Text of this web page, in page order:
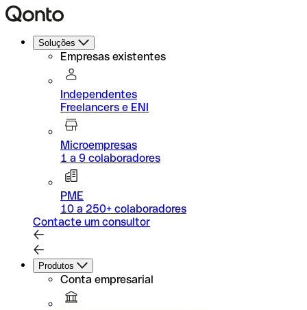
Soluções
Empresas existentes
Independentes
Freelancers e ENI
Microempresas
1 a 9 colaboradores
PME
10 a 250+ colaboradores
Contacte um consultor
Produtos
Conta empresarial